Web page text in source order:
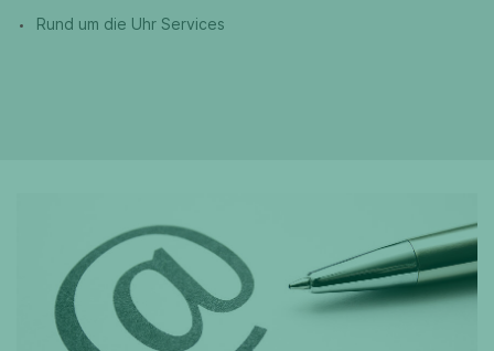
Rund um die Uhr Services